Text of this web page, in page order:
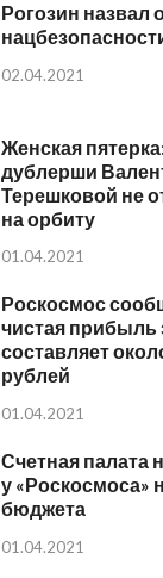
Рогозин назвал
02.04.2021
Женская
дублерши
Терешковой не
на орбиту
01.04.2021
Роскосмос
чистая прибыль
составляет
рублей
01.04.2021
Счетная палата
у «Роскосмоса»
бюджета
01.04.2021